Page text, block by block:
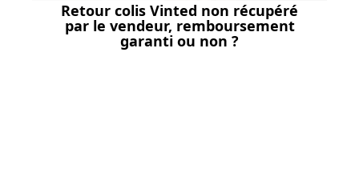
Retour colis Vinted non récupéré
par le vendeur, remboursement
garanti ou non ?